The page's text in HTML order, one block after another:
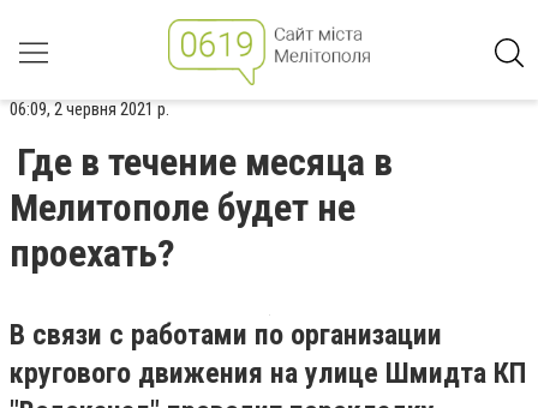
06:09, 2 червня 2021 р.
Где в течение месяца в
Мелитополе будет не
проехать?
В связи с работами по организации
кругового движения на улице Шмидта КП